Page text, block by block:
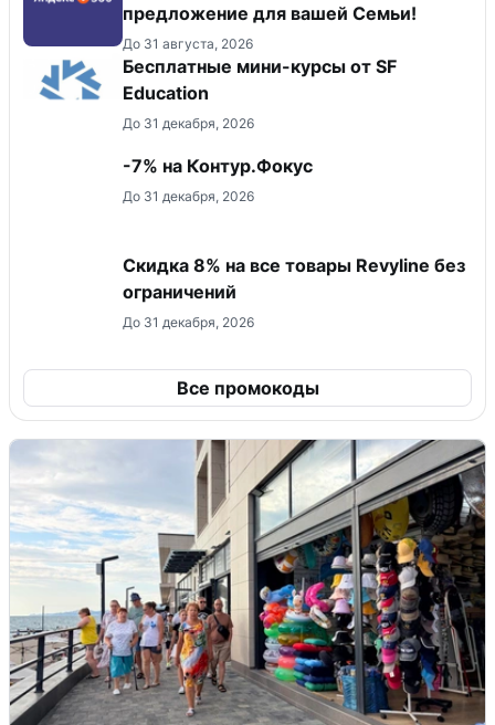
предложение для вашей Семьи!
До 31 августа, 2026
Бесплатные мини-курсы от SF
Education
До 31 декабря, 2026
-7% на Контур.Фокус
До 31 декабря, 2026
​Скидка 8% на все товары Revyline без
ограничений
До 31 декабря, 2026
Все промокоды